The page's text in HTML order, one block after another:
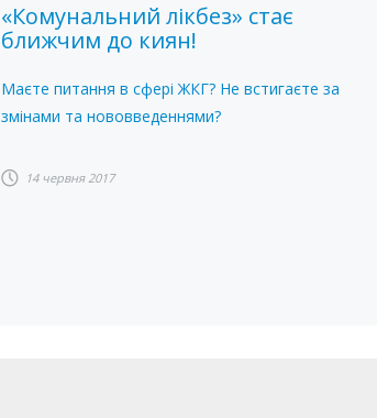
«Комунальний лікбез» стає
ближчим до киян!
Маєте питання в сфері ЖКГ? Не встигаєте за
змінами та нововведеннями?
14 червня 2017